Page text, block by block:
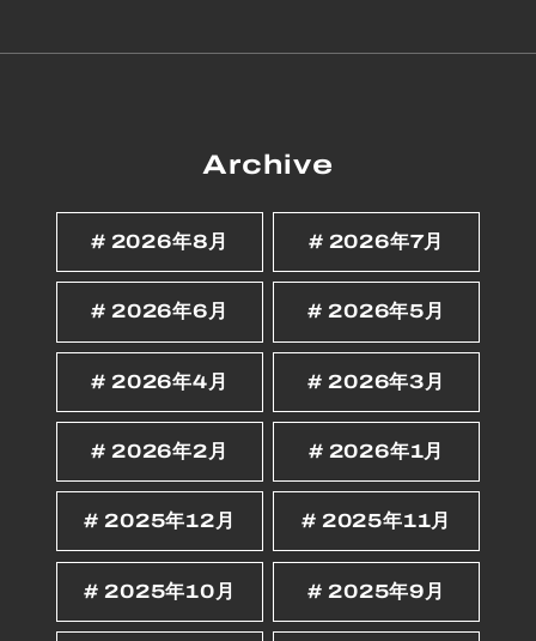
Archive
2026年8月 2026年7月
2026年6月 2026年5月
2026年4月 2026年3月
2026年2月 2026年1月
2025年12月 2025年11月
2025年10月 2025年9月